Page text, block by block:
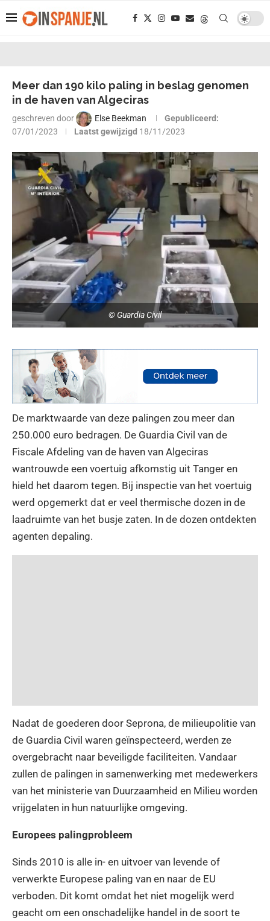
Meer dan 190 kilo paling in beslag genomen
in de haven van Algeciras
geschreven door Else Beekman
Gepubliceerd:
07/01/2023
Laatst gewijzigd 18/11/2023
© Guardia Civil
De marktwaarde van deze palingen zou meer dan
250.000 euro bedragen. De Guardia Civil van de
Fiscale Afdeling van de haven van Algeciras
wantrouwde een voertuig afkomstig uit Tanger en
hield het daarom tegen. Bij inspectie van het voertuig
werd opgemerkt dat er veel thermische dozen in de
laadruimte van het busje zaten. In de dozen ontdekten
agenten depaling.
Nadat de goederen door Seprona, de milieupolitie van
de Guardia Civil waren geïnspecteerd, werden ze
overgebracht naar beveiligde faciliteiten. Vandaar
zullen de palingen in samenwerking met medewerkers
van het ministerie van Duurzaamheid en Milieu worden
vrijgelaten in hun natuurlijke omgeving.
Europees palingprobleem
Sinds 2010 is alle in- en uitvoer van levende of
verwerkte Europese paling van en naar de EU
verboden. Dit komt omdat het niet mogelijk werd
geacht om een onschadelijke handel in de soort te